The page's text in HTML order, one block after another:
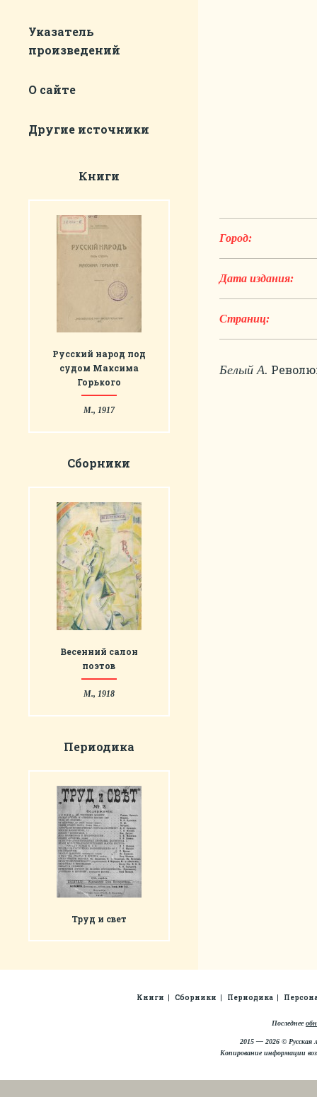
Указатель
произведений
О сайте
Другие источники
Книги
Русский народ под
судом Максима
Горького
М., 1917
Сборники
Весенний салон
поэтов
М., 1918
Периодика
Труд и свет
Город:
Дата издания:
Страниц:
Белый А.
Книги Сборники Периодика
Последнее
2015 — 2026 © Русская
Копирование информации